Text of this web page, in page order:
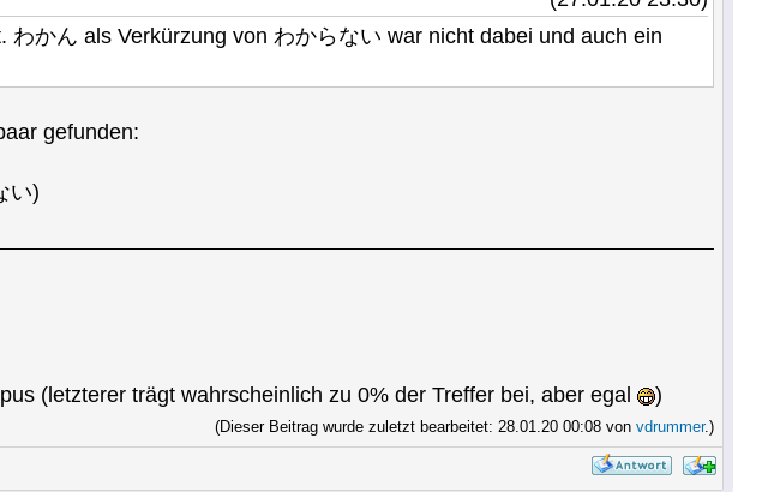
かん als Verkürzung von わからない war nicht dabei und auch ein
gefunden:
い)
(letzterer trägt wahrscheinlich zu 0% der Treffer bei, aber egal
)
(Dieser Beitrag wurde zuletzt bearbeitet: 28.01.20 00:08 von vdrummer.)